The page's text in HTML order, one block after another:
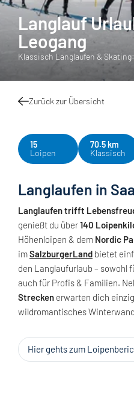
Langlauf
Leogang
Klassisch Langlaufen &
Zurück zur Übersicht
15
Loipen
70.5 km
Klassisch
Langlaufen in
Langlaufen trifft
genießt du über140
Höhenloipen & dem Nordic
imSalzburgerLand bietet
den Langlaufurlaub – sowohl
auch für Profis & Familien.
Strecken erwarten dich
wildromantisches
Hier gehts zum